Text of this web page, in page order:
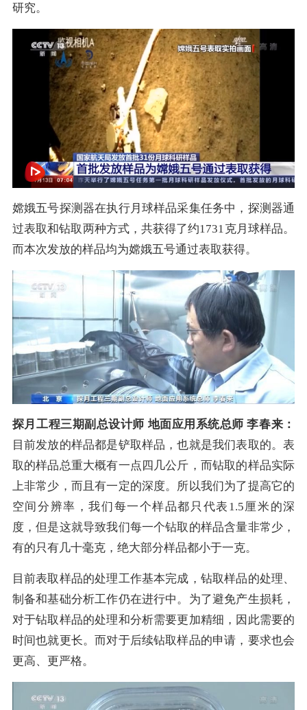
研究。
嫦娥五号探测器在执行月球样品采集任务中，探测器通
过表取和钻取两种方式，共获得了约1731克月球样品。
而本次发放的样品均为嫦娥五号通过表取获得。
探月工程三期副总设计师 地面应用系统总师 李春来：
目前发放的样品都是铲取样品，也就是我们表取的。表
取的样品总重大概有一点四几公斤，而钻取的样品实际
上非常少，而且有一定的深度。所以我们为了提高它的
空间分辨率，我们每一个样品都只代表1.5厘米的深
度，但是这就导致我们每一个钻取的样品含量非常少，
有的只有几十毫克，绝大部分样品都小于一克。
目前表取样品的处理工作基本完成，钻取样品的处理、
制备和基础分析工作仍在进行中。为了避免产生损耗，
对于钻取样品的处理和分析需要更加精细，因此需要的
时间也就更长。而对于后续钻取样品的申请，要求也会
更高、更严格。